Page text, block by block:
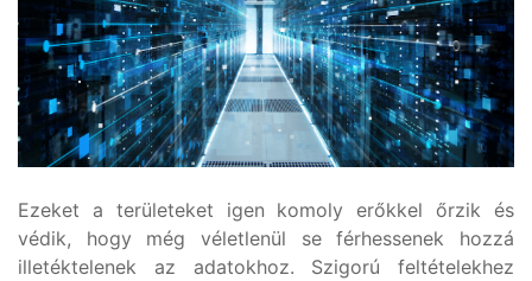
Ezeket a területeket igen komoly erőkkel őrzik és
védik, hogy még véletlenül se férhessenek hozzá
illetéktelenek az adatokhoz. Szigorú feltételekhez